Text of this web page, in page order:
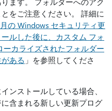
をご注意ください。 詳細に
の Windows セキュリティ更
ルした後に、カスタム フォ
ーカライズされたフォルダー
ある 」を参照してくださ
ンストールしている場合、
含まれる新しい更新プログ